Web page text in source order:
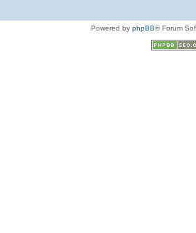
Powered by phpBB® Forum